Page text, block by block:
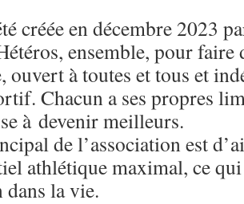
créée en décembre 2023
ensemble, pour faire
ouvert à toutes et tous et
Chacun a ses propres
à devenir meilleurs.
de l’association est
athlétique maximal, ce
dans la vie.